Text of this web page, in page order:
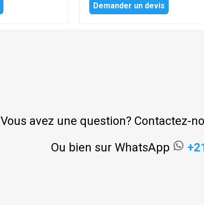
Demander un devis
Vous avez une question? Contactez-
Ou bien sur WhatsApp